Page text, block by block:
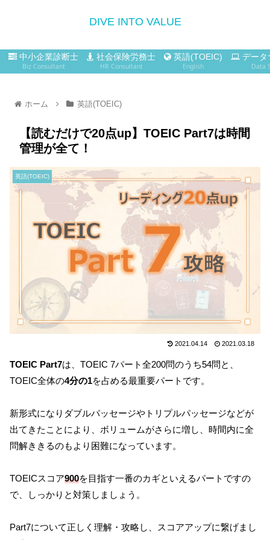
DIVE INTO VALUE
中小企業診断士
Biz Consultant
社会保険労務士
HR Consultant
英語(TOEIC)
English
データ
Data
ホーム 英語(TOEIC)
【読むだけで20点up】TOEIC Part7は時間
管理が全て！
英語(TOEIC)
2021.04.14 2021.03.18
TOEIC Part7は、TOEIC 7パート全200問のうち54問と、
TOEIC全体の4分の1を占める最重要パートです。
新形式になりダブルパッセージやトリプルパッセージなどが
出てきたことにより、ボリュームがさらに増し、時間内に全
問解ききるのもより困難になっています。
TOEICスコア900を目指す一番のカギといえるパートですの
で、しっかりと対策しましょう。
Part7について正しく理解・攻略し、スコアアップに繋げまし